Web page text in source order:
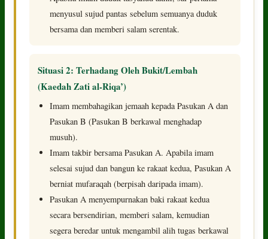
menyusul sujud pantas sebelum semuanya duduk
bersama dan memberi salam serentak.
Situasi 2: Terhadang Oleh Bukit/Lembah
(Kaedah Zati al-Riqa’)
Imam membahagikan jemaah kepada Pasukan A dan
Pasukan B (Pasukan B berkawal menghadap
musuh).
Imam takbir bersama Pasukan A. Apabila imam
selesai sujud dan bangun ke rakaat kedua, Pasukan A
berniat mufaraqah (berpisah daripada imam).
Pasukan A menyempurnakan baki rakaat kedua
secara bersendirian, memberi salam, kemudian
segera beredar untuk mengambil alih tugas berkawal